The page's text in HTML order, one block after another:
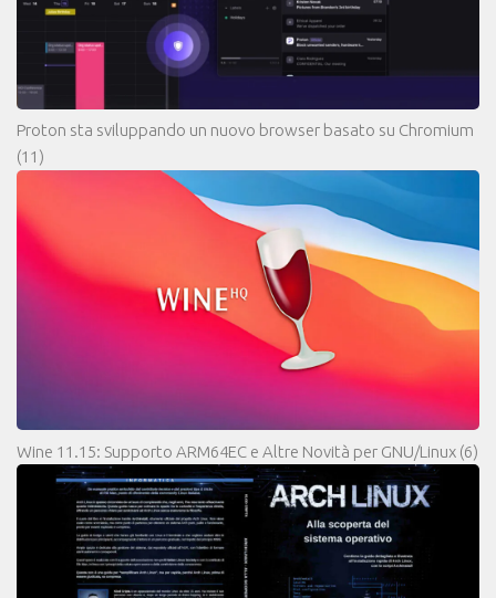
Proton sta sviluppando un nuovo browser basato su Chromium
(11)
Wine 11.15: Supporto ARM64EC e Altre Novità per GNU/Linux (6)